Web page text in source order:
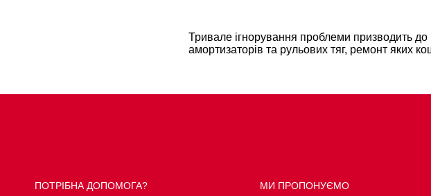
Тривале ігнорування проблеми призводить
амортизаторів та рульових тяг, ремонт яких
ПОТРІБНА ДОПОМОГА? МИ ПРОПОНУЄМО